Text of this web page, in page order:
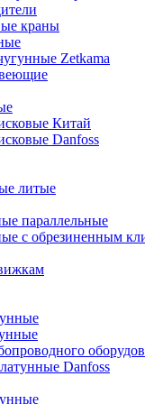
краны
Zetkama
Китай
Danfoss
литые
параллельные
с обрезиненным
Danfoss